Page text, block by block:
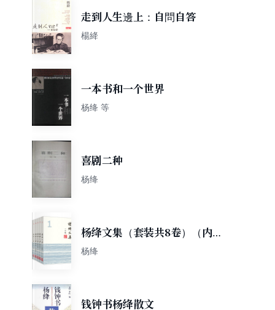
走到人生邊上：自問自答
楊絳
一本书和一个世界
杨绛 等
喜剧二种
杨绛
杨绛文集（套装共8卷）（内
赠书签）
杨绛
钱钟书杨绛散文